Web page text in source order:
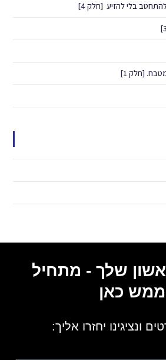
בלי להזיע ​ [חלק 4]
[חלק 1]
שלך - מתחיל
ממש כאן
ונציגינו יחזרו אליך: